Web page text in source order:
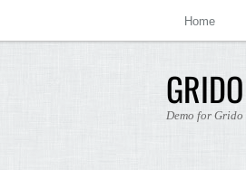
GRIDO
Demo for Grido
Home